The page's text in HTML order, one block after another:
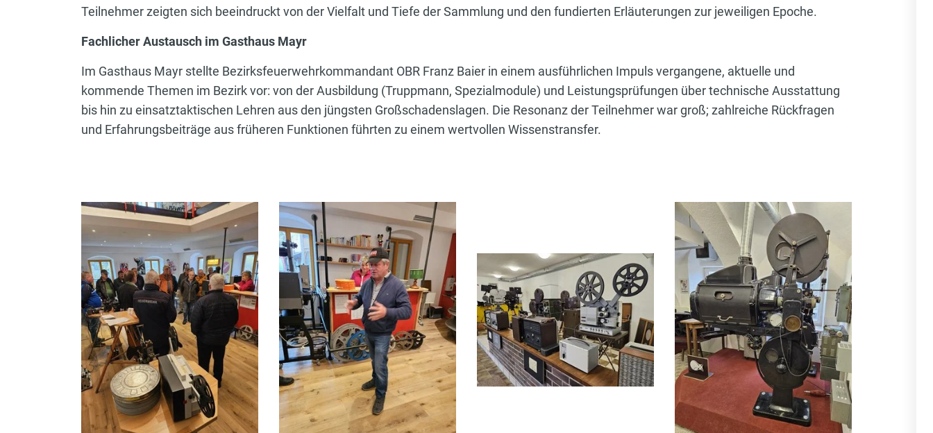
Teilnehmer zeigten sich beeindruckt von der Vielfalt und Tiefe der Sammlung und den fundierten Erläuterungen zur jeweiligen Epoche.
Fachlicher Austausch im Gasthaus Mayr
Im Gasthaus Mayr stellte Bezirksfeuerwehrkommandant OBR Franz Baier in einem ausführlichen Impuls vergangene, aktuelle und
kommende Themen im Bezirk vor: von der Ausbildung (Truppmann, Spezialmodule) und Leistungsprüfungen über technische Ausstattung
bis hin zu einsatztaktischen Lehren aus den jüngsten Großschadenslagen. Die Resonanz der Teilnehmer war groß; zahlreiche Rückfragen
und Erfahrungsbeiträge aus früheren Funktionen führten zu einem wertvollen Wissenstransfer.